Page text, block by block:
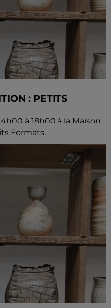
: PETITS
à 18h00 à la Maison
Formats.